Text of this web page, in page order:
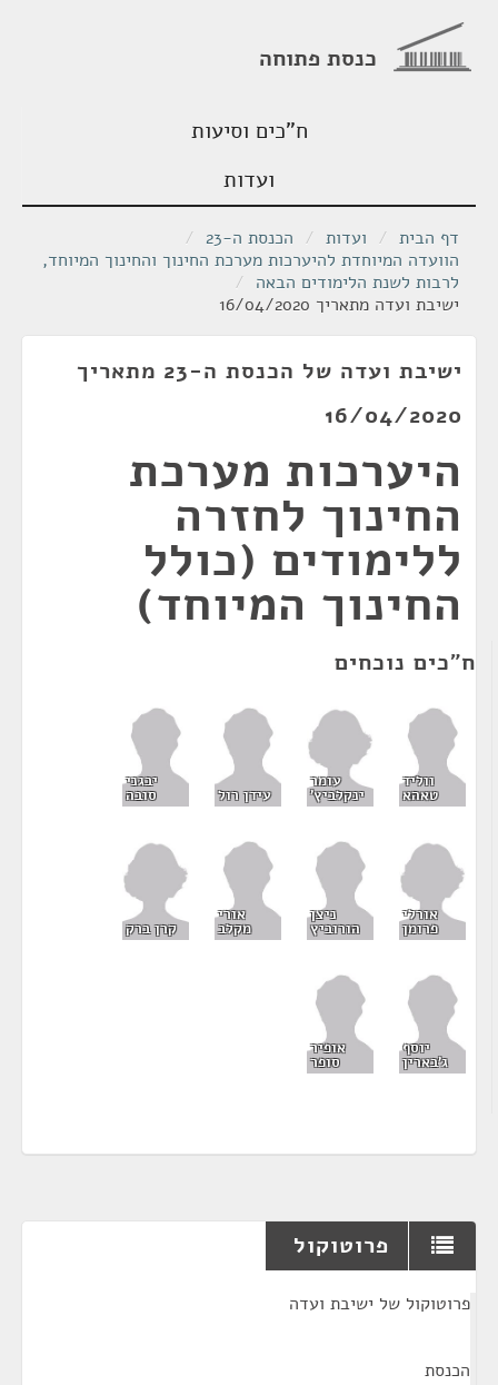
כנסת פתוחה
ח"כים וסיעות
ועדות
דף הבית / ועדות / הכנסת ה-23
/
הוועדה המיוחדת להיערכות מערכת החינוך והחינוך המיוחד,
לרבות לשנת הלימודים הבאה /
ישיבת ועדה מתאריך 16/04/2020
ישיבת ועדה של הכנסת ה-23 מתאריך
16/04/2020
היערכות מערכת
החינוך לחזרה
ללימודים (כולל
החינוך המיוחד)
ח"כים נוכחים
ווליד
טאהא
עומר
ינקלביץ' עידן רול
יבגני
סובה
אורלי
פרומן
ניצן
הורוביץ
אורי
מקלב קרן ברק
יוסף
ג'בארין
אופיר
סופר
פרוטוקול
פרוטוקול של ישיבת ועדה
הכנסת